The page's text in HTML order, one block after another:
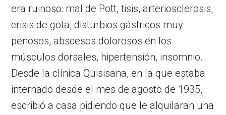
era ruinoso: mal de Pott, tisis, arteriosclerosis,
crisis de gota, disturbios gástricos muy
penosos, abscesos dolorosos en los
músculos dorsales, hipertensión, insomnio.
Desde la clínica Quisisana, en la que estaba
internado desde el mes de agosto de 1935,
escribió a casa pidiendo que le alquilaran una